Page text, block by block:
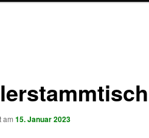
am 15. Januar 2023